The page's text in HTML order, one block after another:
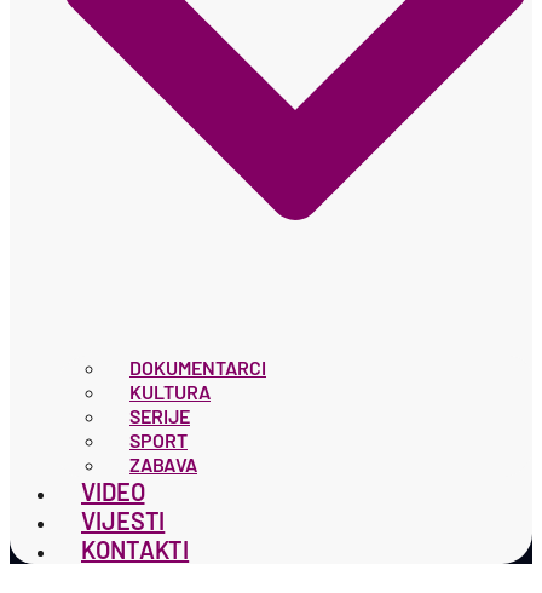
DOKUMENTARCI
KULTURA
SERIJE
SPORT
ZABAVA
VIDEO
VIJESTI
KONTAKTI